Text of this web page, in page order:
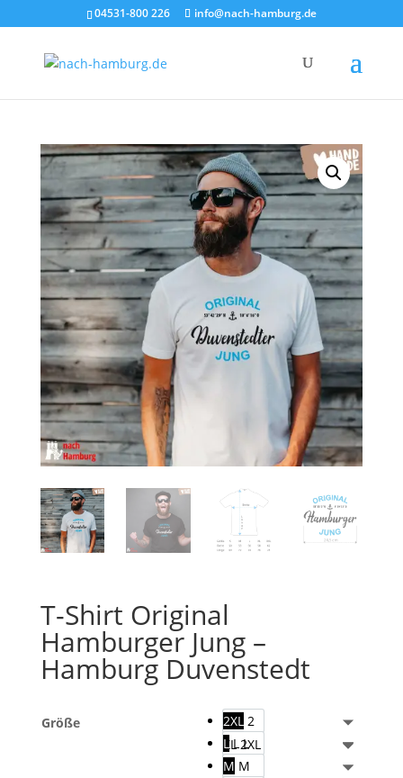
04531-800 226 info@nach-hamburg.de
×
T-Shirt Original
Hamburger Jung –
Hamburg Duvenstedt
Größe 2XL 2
XL 2XL
L L L
M M